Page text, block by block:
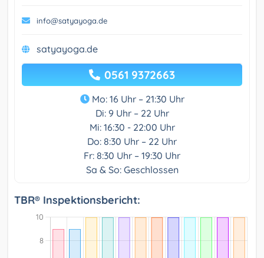
info@satyayoga.de
satyayoga.de
0561 9372663
Mo: 16 Uhr – 21:30 Uhr
Di: 9 Uhr – 22 Uhr
Mi: 16:30 - 22:00 Uhr
Do: 8:30 Uhr – 22 Uhr
Fr: 8:30 Uhr – 19:30 Uhr
Sa & So: Geschlossen
TBR® Inspektionsbericht: